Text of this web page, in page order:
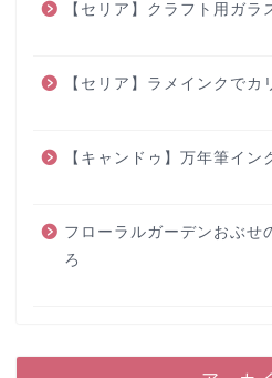
【セリア】クラフト用ガラ
【セリア】ラメインクでカ
【キャンドゥ】万年筆イン
フローラルガーデンおぶせ
ろ